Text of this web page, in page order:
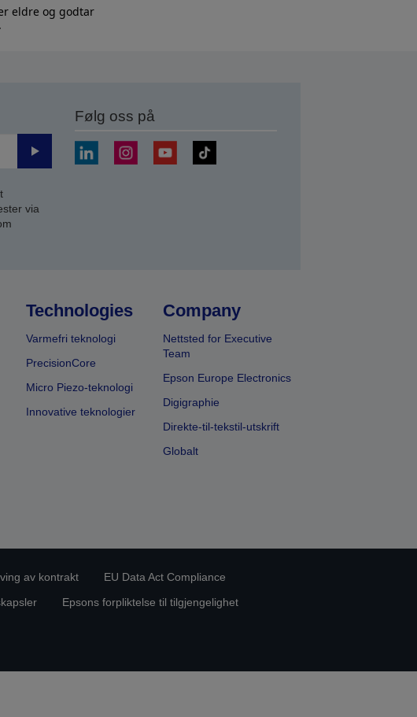
eldre og godtar
.
Send
via
Følg oss på
Technologies
Varmefri teknologi
PrecisionCore
Micro Piezo-teknologi
Innovative teknologier
Company
Nettsted for Executive
Team
Epson Europe Electronics
Digigraphie
Direkte-til-tekstil-utskrift
Globalt
av kontrakt
EU Data Act Compliance
Epsons forpliktelse til tilgjengelighet